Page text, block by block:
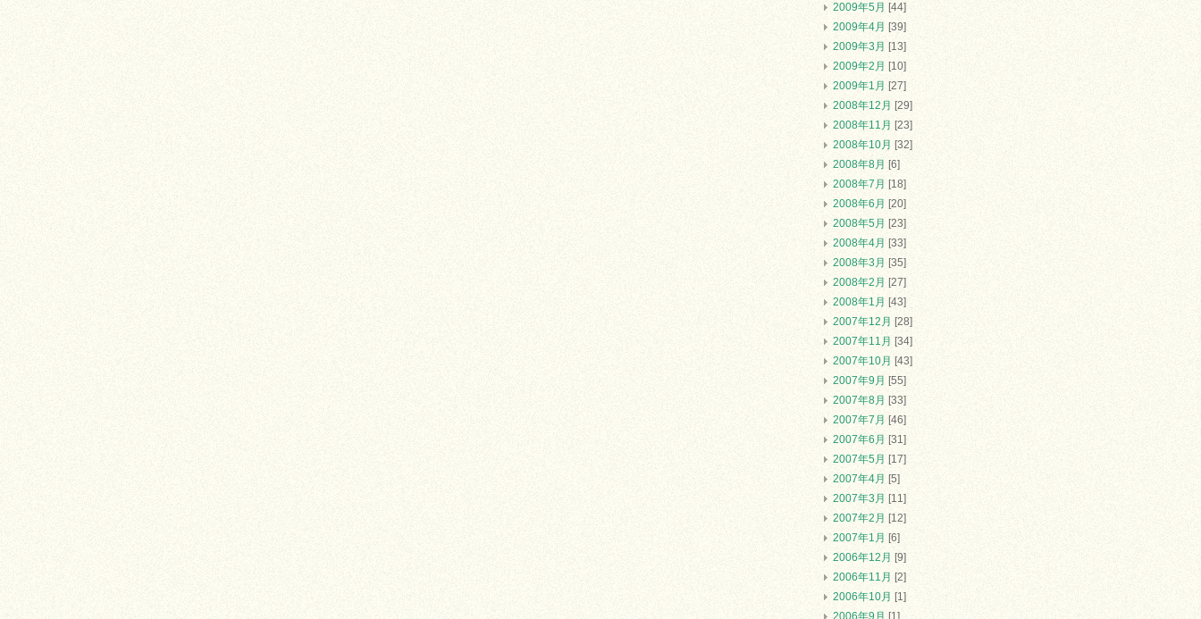
2009年5月 [44]
2009年4月 [39]
2009年3月 [13]
2009年2月 [10]
2009年1月 [27]
2008年12月 [29]
2008年11月 [23]
2008年10月 [32]
2008年8月 [6]
2008年7月 [18]
2008年6月 [20]
2008年5月 [23]
2008年4月 [33]
2008年3月 [35]
2008年2月 [27]
2008年1月 [43]
2007年12月 [28]
2007年11月 [34]
2007年10月 [43]
2007年9月 [55]
2007年8月 [33]
2007年7月 [46]
2007年6月 [31]
2007年5月 [17]
2007年4月 [5]
2007年3月 [11]
2007年2月 [12]
2007年1月 [6]
2006年12月 [9]
2006年11月 [2]
2006年10月 [1]
2006年9月 [1]